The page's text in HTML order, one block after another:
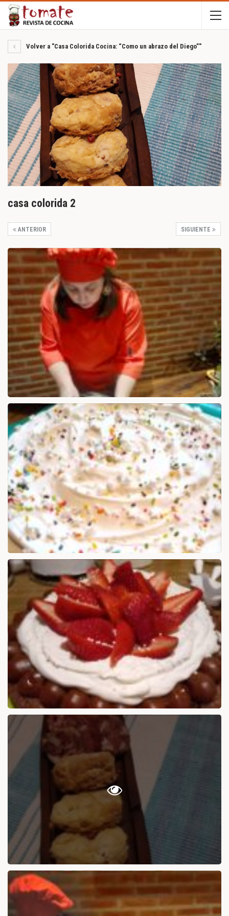
Volver a "Casa Colorida Cocina: “Como un abrazo del Diego”"
casa colorida 2
SIGUIENTE
ANTERIOR